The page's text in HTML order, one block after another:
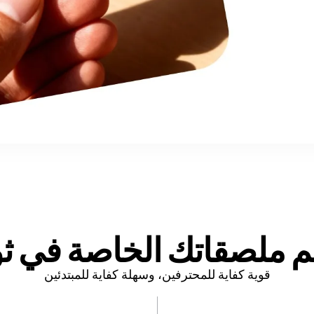
ملصقاتك الخاصة في
قوية كفاية للمحترفين، وسهلة كفاية للمبتدئين